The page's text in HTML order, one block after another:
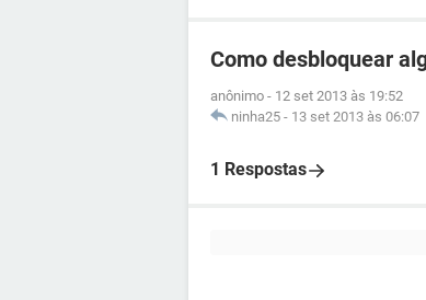
Como desbloquear
anônimo - 12 set 2013 às 19:52
ninha25 - 13 set 2013 às 06:07
1 Respostas